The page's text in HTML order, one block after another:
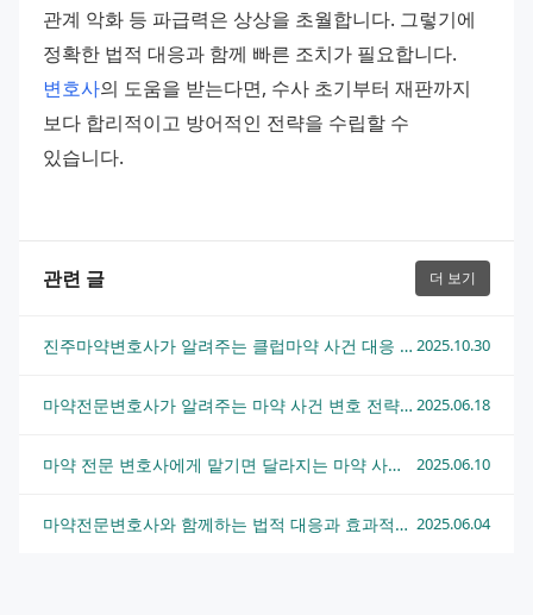
관계 악화 등 파급력은 상상을 초월합니다. 그렇기에
변호사의 도움을 받는다면, 수사 초기부터 재판까지
보다 합리적이고 방어적인 전략을 수립할 수
있습니다.
관련 글 더 보기
진주마약변호사가 알려주는 클럽마약 사건 대응 전략 2025.10.30
마약전문변호사가 알려주는 마약 사건 변호 전략과 대응 방법 2025.06.18
마약 전문 변호사에게 맡기면 달라지는 마약 사건의 대응 전략 2025.06.10
마약전문변호사와 함께하는 법적 대응과 효과적인 변호 전략 2025.06.04